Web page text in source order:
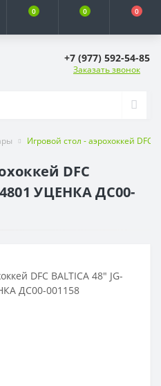
0 0 0
+7 (977) 592-54-85
Заказать звонок
Игровой стол - аэрохоккей DFC
DFC
УЦЕНКА ДС00-